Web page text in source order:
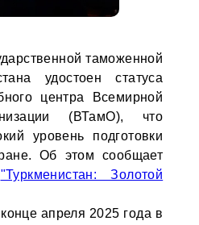
таможенной
удостоен статуса
центра Всемирной
(ВТамО), что
уровень подготовки
Об этом сообщает
"Туркменистан: Золотой
апреля 2025 года в